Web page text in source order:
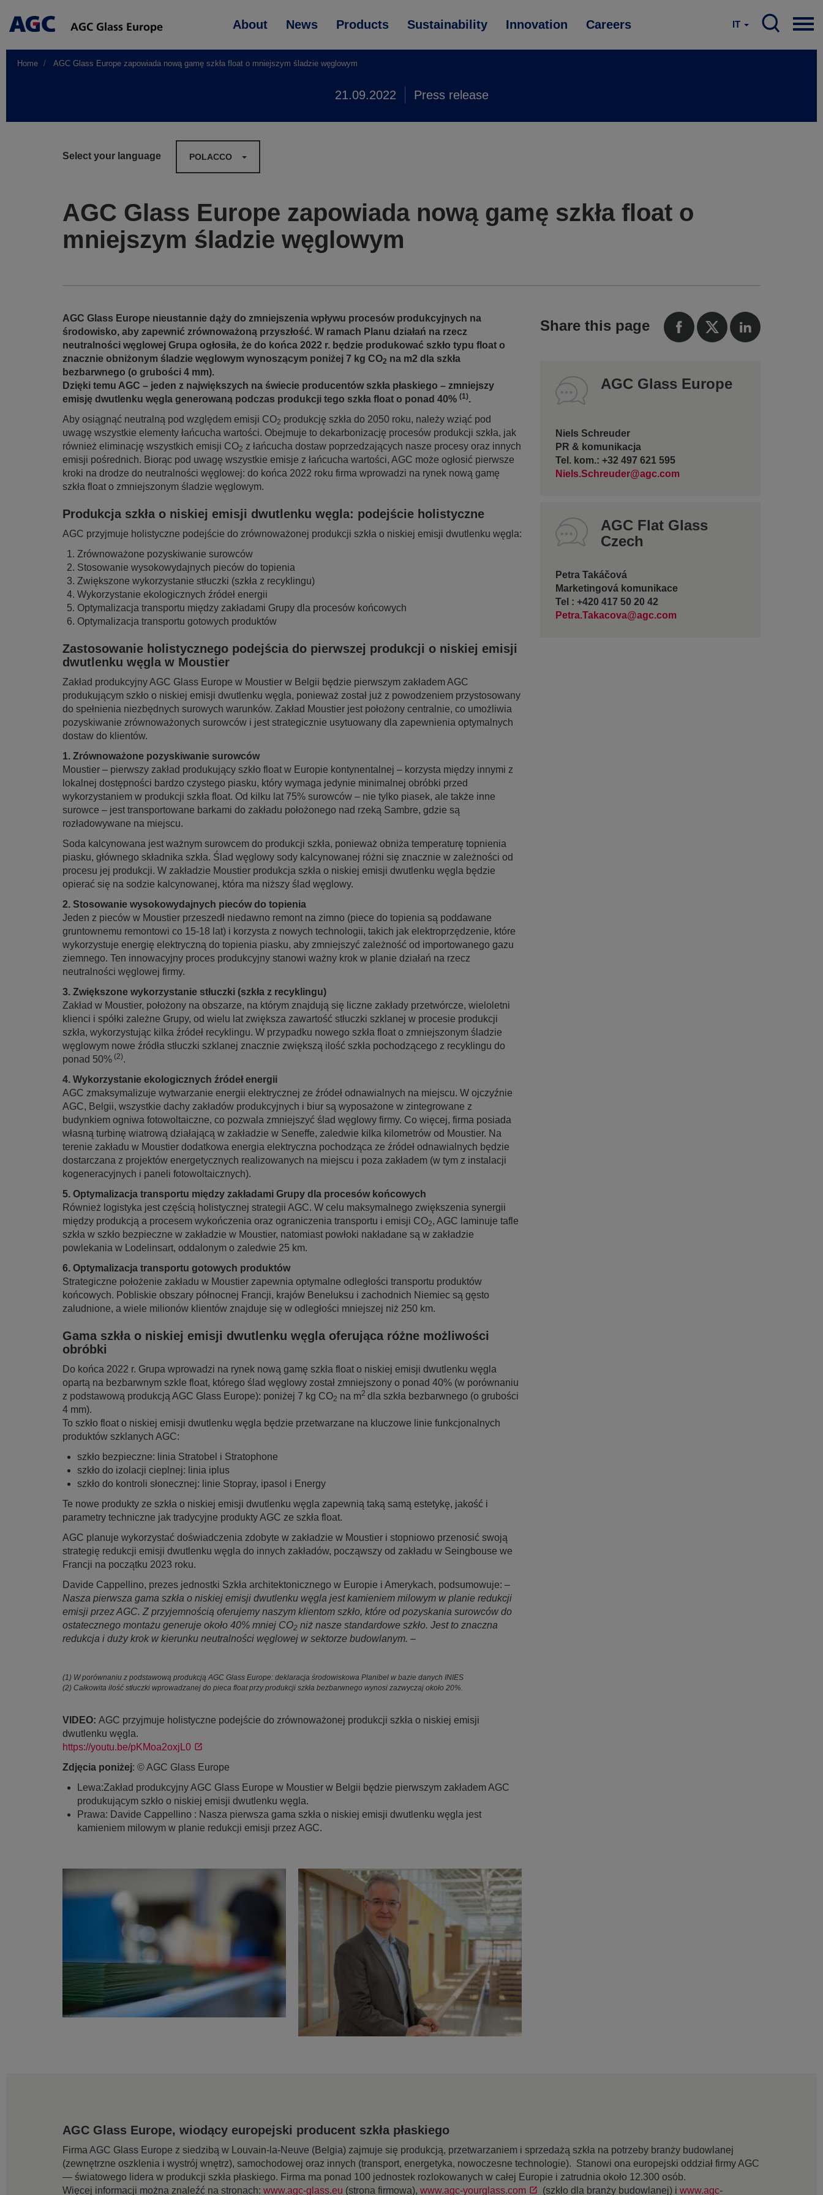
Main
About News Products Sustainability Innovation Careers IT
Home AGC Glass Europe zapowiada nową gamę szkła float o mniejszym śladzie węglowym
21.09.2022 Press release
Select your language POLACCO
AGC Glass Europe zapowiada nową gamę szkła float o
mniejszym śladzie węglowym
AGC Glass Europe nieustannie dąży do zmniejszenia wpływu procesów produkcyjnych na
środowisko, aby zapewnić zrównoważoną przyszłość. W ramach Planu działań na rzecz
neutralności węglowej Grupa ogłosiła, że do końca 2022 r. będzie produkować szkło typu float o
znacznie obniżonym śladzie węglowym wynoszącym poniżej 7 kg CO2 na m2 dla szkła
bezbarwnego (o grubości 4 mm).
Dzięki temu AGC – jeden z największych na świecie producentów szkła płaskiego – zmniejszy
emisję dwutlenku węgla generowaną podczas produkcji tego szkła float o ponad 40% (1).
Aby osiągnąć neutralną pod względem emisji CO2 produkcję szkła do 2050 roku, należy wziąć pod
uwagę wszystkie elementy łańcucha wartości. Obejmuje to dekarbonizację procesów produkcji szkła, jak
również eliminację wszystkich emisji CO2 z łańcucha dostaw poprzedzających nasze procesy oraz innych
emisji pośrednich. Biorąc pod uwagę wszystkie emisje z łańcucha wartości, AGC może ogłosić pierwsze
kroki na drodze do neutralności węglowej: do końca 2022 roku firma wprowadzi na rynek nową gamę
szkła float o zmniejszonym śladzie węglowym.
Produkcja szkła o niskiej emisji dwutlenku węgla: podejście holistyczne
AGC przyjmuje holistyczne podejście do zrównoważonej produkcji szkła o niskiej emisji dwutlenku węgla:
Zrównoważone pozyskiwanie surowców
Stosowanie wysokowydajnych pieców do topienia
Zwiększone wykorzystanie stłuczki (szkła z recyklingu)
Wykorzystanie ekologicznych źródeł energii
Optymalizacja transportu między zakładami Grupy dla procesów końcowych
Optymalizacja transportu gotowych produktów
Zastosowanie holistycznego podejścia do pierwszej produkcji o niskiej emisji
dwutlenku węgla w Moustier
Zakład produkcyjny AGC Glass Europe w Moustier w Belgii będzie pierwszym zakładem AGC
produkującym szkło o niskiej emisji dwutlenku węgla, ponieważ został już z powodzeniem przystosowany
do spełnienia niezbędnych surowych warunków. Zakład Moustier jest położony centralnie, co umożliwia
pozyskiwanie zrównoważonych surowców i jest strategicznie usytuowany dla zapewnienia optymalnych
dostaw do klientów.
1. Zrównoważone pozyskiwanie surowców
Moustier – pierwszy zakład produkujący szkło float w Europie kontynentalnej – korzysta między innymi z
lokalnej dostępności bardzo czystego piasku, który wymaga jedynie minimalnej obróbki przed
wykorzystaniem w produkcji szkła float. Od kilku lat 75% surowców – nie tylko piasek, ale także inne
surowce – jest transportowane barkami do zakładu położonego nad rzeką Sambre, gdzie są
rozładowywane na miejscu.
Soda kalcynowana jest ważnym surowcem do produkcji szkła, ponieważ obniża temperaturę topnienia
piasku, głównego składnika szkła. Ślad węglowy sody kalcynowanej różni się znacznie w zależności od
procesu jej produkcji. W zakładzie Moustier produkcja szkła o niskiej emisji dwutlenku węgla będzie
opierać się na sodzie kalcynowanej, która ma niższy ślad węglowy.
2. Stosowanie wysokowydajnych pieców do topienia
Jeden z pieców w Moustier przeszedł niedawno remont na zimno (piece do topienia są poddawane
gruntownemu remontowi co 15-18 lat) i korzysta z nowych technologii, takich jak elektroprzędzenie, które
wykorzystuje energię elektryczną do topienia piasku, aby zmniejszyć zależność od importowanego gazu
ziemnego. Ten innowacyjny proces produkcyjny stanowi ważny krok w planie działań na rzecz
neutralności węglowej firmy.
3. Zwiększone wykorzystanie stłuczki (szkła z recyklingu)
Zakład w Moustier, położony na obszarze, na którym znajdują się liczne zakłady przetwórcze, wieloletni
klienci i spółki zależne Grupy, od wielu lat zwiększa zawartość stłuczki szklanej w procesie produkcji
szkła, wykorzystując kilka źródeł recyklingu. W przypadku nowego szkła float o zmniejszonym śladzie
węglowym nowe źródła stłuczki szklanej znacznie zwiększą ilość szkła pochodzącego z recyklingu do
ponad 50% (2).
4. Wykorzystanie ekologicznych źródeł energii
AGC zmaksymalizuje wytwarzanie energii elektrycznej ze źródeł odnawialnych na miejscu. W ojczyźnie
AGC, Belgii, wszystkie dachy zakładów produkcyjnych i biur są wyposażone w zintegrowane z
budynkiem ogniwa fotowoltaiczne, co pozwala zmniejszyć ślad węglowy firmy. Co więcej, firma posiada
własną turbinę wiatrową działającą w zakładzie w Seneffe, zaledwie kilka kilometrów od Moustier. Na
terenie zakładu w Moustier dodatkowa energia elektryczna pochodząca ze źródeł odnawialnych będzie
dostarczana z projektów energetycznych realizowanych na miejscu i poza zakładem (w tym z instalacji
kogeneracyjnych i paneli fotowoltaicznych).
5. Optymalizacja transportu między zakładami Grupy dla procesów końcowych
Również logistyka jest częścią holistycznej strategii AGC. W celu maksymalnego zwiększenia synergii
między produkcją a procesem wykończenia oraz ograniczenia transportu i emisji CO2, AGC laminuje tafle
szkła w szkło bezpieczne w zakładzie w Moustier, natomiast powłoki nakładane są w zakładzie
powlekania w Lodelinsart, oddalonym o zaledwie 25 km.
6. Optymalizacja transportu gotowych produktów
Strategiczne położenie zakładu w Moustier zapewnia optymalne odległości transportu produktów
końcowych. Pobliskie obszary północnej Francji, krajów Beneluksu i zachodnich Niemiec są gęsto
zaludnione, a wiele milionów klientów znajduje się w odległości mniejszej niż 250 km.
Gama szkła o niskiej emisji dwutlenku węgla oferująca różne możliwości
obróbki
Do końca 2022 r. Grupa wprowadzi na rynek nową gamę szkła float o niskiej emisji dwutlenku węgla
opartą na bezbarwnym szkle float, którego ślad węglowy został zmniejszony o ponad 40% (w porównaniu
z podstawową produkcją AGC Glass Europe): poniżej 7 kg CO2 na m2 dla szkła bezbarwnego (o grubości
4 mm).
To szkło float o niskiej emisji dwutlenku węgla będzie przetwarzane na kluczowe linie funkcjonalnych
produktów szklanych AGC:
szkło bezpieczne: linia Stratobel i Stratophone
szkło do izolacji cieplnej: linia iplus
szkło do kontroli słonecznej: linie Stopray, ipasol i Energy
Te nowe produkty ze szkła o niskiej emisji dwutlenku węgla zapewnią taką samą estetykę, jakość i
parametry techniczne jak tradycyjne produkty AGC ze szkła float.
AGC planuje wykorzystać doświadczenia zdobyte w zakładzie w Moustier i stopniowo przenosić swoją
strategię redukcji emisji dwutlenku węgla do innych zakładów, począwszy od zakładu w Seingbouse we
Francji na początku 2023 roku.
Davide Cappellino, prezes jednostki Szkła architektonicznego w Europie i Amerykach, podsumowuje: –
Nasza pierwsza gama szkła o niskiej emisji dwutlenku węgla jest kamieniem milowym w planie redukcji
emisji przez AGC. Z przyjemnością oferujemy naszym klientom szkło, które od pozyskania surowców do
ostatecznego montażu generuje około 40% mniej CO2 niż nasze standardowe szkło. Jest to znaczna
redukcja i duży krok w kierunku neutralności węglowej w sektorze budowlanym. –
(1) W porównaniu z podstawową produkcją AGC Glass Europe: deklaracja środowiskowa Planibel w bazie danych INIES
(2) Całkowita ilość stłuczki wprowadzanej do pieca float przy produkcji szkła bezbarwnego wynosi zazwyczaj około 20%.
VIDEO: AGC przyjmuje holistyczne podejście do zrównoważonej produkcji szkła o niskiej emisji
dwutlenku węgla.
https://youtu.be/pKMoa2oxjL0
Zdjęcia poniżej: © AGC Glass Europe
Lewa:Zakład produkcyjny AGC Glass Europe w Moustier w Belgii będzie pierwszym zakładem AGC
produkującym szkło o niskiej emisji dwutlenku węgla.
Prawa: Davide Cappellino : Nasza pierwsza gama szkła o niskiej emisji dwutlenku węgla jest
kamieniem milowym w planie redukcji emisji przez AGC.
Share this page
AGC Glass Europe
Niels Schreuder
PR & komunikacja
Tel. kom.: +32 497 621 595
Niels.Schreuder@agc.com
AGC Flat Glass
Czech
Petra Takáčová
Marketingová komunikace
Tel : +420 417 50 20 42
Petra.Takacova@agc.com
AGC Glass Europe, wiodący europejski producent szkła płaskiego
Firma AGC Glass Europe z siedzibą w Louvain-la-Neuve (Belgia) zajmuje się produkcją, przetwarzaniem i sprzedażą szkła na potrzeby branży budowlanej
(zewnętrzne oszklenia i wystrój wnętrz), samochodowej oraz innych (transport, energetyka, nowoczesne technologie). Stanowi ona europejski oddział firmy AGC
— światowego lidera w produkcji szkła płaskiego. Firma ma ponad 100 jednostek rozlokowanych w całej Europie i zatrudnia około 12.300 osób.
Więcej informacji można znaleźć na stronach: www.agc-glass.eu (strona firmowa), www.agc-yourglass.com (szkło dla branży budowlanej) i www.agc-